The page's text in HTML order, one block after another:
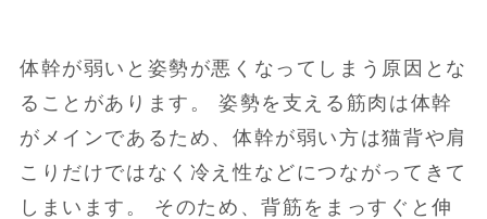
体幹が弱いと姿勢が悪くなってしまう原因とな
ることがあります。 姿勢を支える筋肉は体幹
がメインであるため、体幹が弱い方は猫背や肩
こりだけではなく冷え性などにつながってきて
しまいます。 そのため、背筋をまっすぐと伸